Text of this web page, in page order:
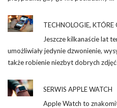
TECHNOLOGIE,
Jeszcze kilkanaście lat
umożliwiały jedynie dzwonienie,
także robienie niezbyt dobrych
SERWIS APPLE WATCH
Apple Watch to